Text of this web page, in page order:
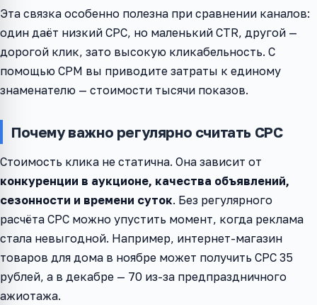
Эта связка особенно полезна при сравнении каналов:
один даёт низкий CPC, но маленький CTR, другой —
дорогой клик, зато высокую кликабельность. С
помощью CPM вы приводите затраты к единому
знаменателю — стоимости тысячи показов.
Почему важно регулярно считать CPC
Стоимость клика не статична. Она зависит от
конкуренции в аукционе, качества объявлений,
сезонности и времени суток. Без регулярного
расчёта CPC можно упустить момент, когда реклама
стала невыгодной. Например, интернет-магазин
товаров для дома в ноябре может получить CPC 35
рублей, а в декабре — 70 из-за предпраздничного
ажиотажа.